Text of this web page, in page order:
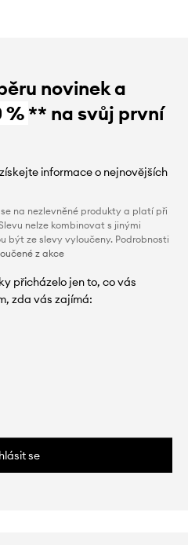
novinek a
%** na svůj první
informace o nejnovějších
na nezlevněné produkty a platí při
nelze kombinovat s jinými
být ze slevy vyloučeny. Podrobnosti
z akce
přicházelo jen to, co vás
zda vás zajímá:
se